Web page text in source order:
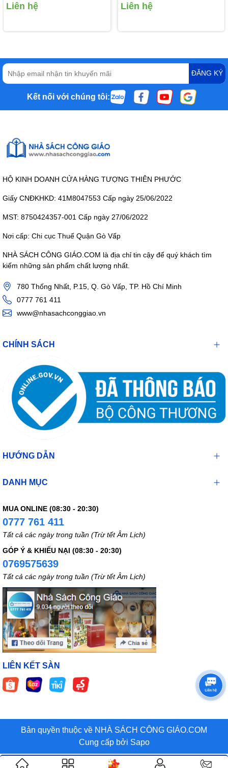
Liên hệ Liên hệ
ĐĂNG KÝ
Kết nối với chúng tôi:
HỘ KINH DOANH CỬA HÀNG TƯỢNG THIÊN PHƯỚC
Giấy CNĐKHKD: 41M8047553 Cấp ngày 25/06/2022
MST: 8750424357-001 Cấp ngày 27/06/2022
Nơi cấp: Chi cục Thuế Quận Gò Vấp
NHÀ SÁCH CÔNG GIÁO.COM là địa chỉ tin cậy để quý khách tìm
kiếm những sản phẩm chất lượng nhất.
780 Thống Nhất, P.15, Q. Gò Vấp, TP. Hồ Chí Minh
0777 761 411
www@nhasachconggiao.vn
CHÍNH SÁCH
HƯỚNG DẪN
DANH MỤC
MUA ONLINE (08:30 - 20:30)
0777 761 411
Tất cả các ngày trong tuần (Trừ tết Âm Lịch)
GÓP Ý & KHIẾU NẠI (08:30 - 20:30)
0769575639
Tất cả các ngày trong tuần (Trừ tết Âm Lịch)
LIÊN KẾT SÀN
Bản quyền thuộc về NHÀ SÁCH CÔNG GIÁO.COM
Cung cấp bởi Sapo